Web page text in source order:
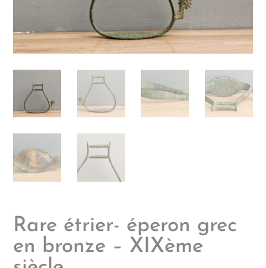
Rare étrier- éperon grec
en bronze – XIXème